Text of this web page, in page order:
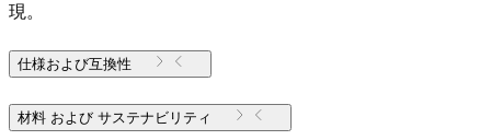
現。
仕様および互換性
材料 および サステナビリティ